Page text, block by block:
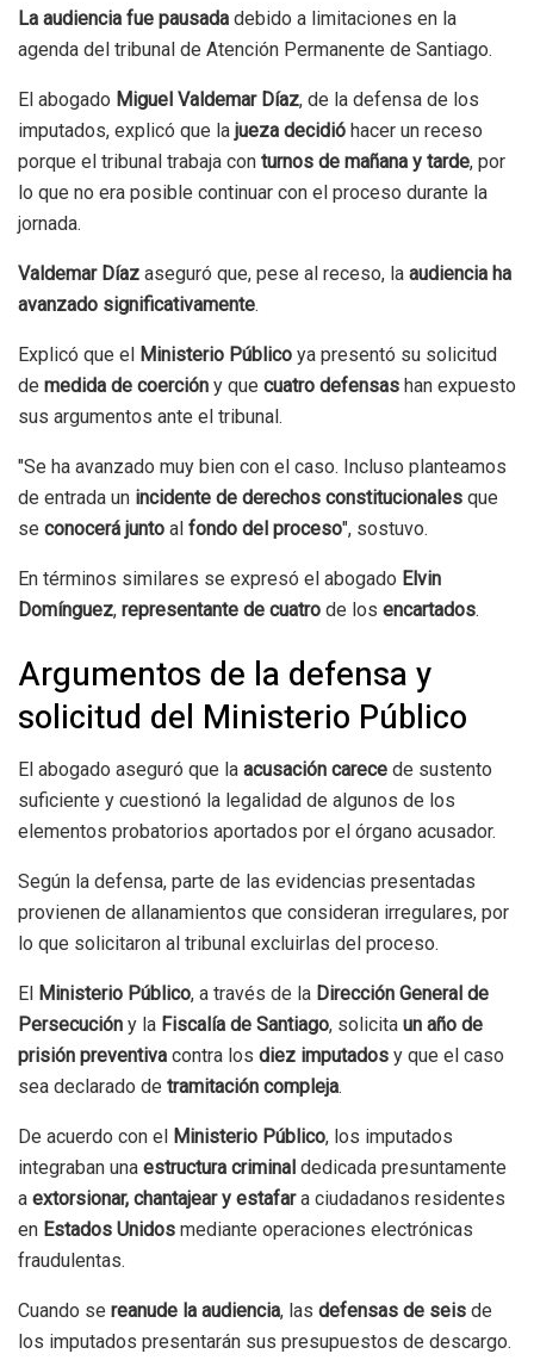
La audiencia fue pausada debido a limitaciones en la
agenda del tribunal de Atención Permanente de Santiago.
El abogado Miguel Valdemar Díaz, de la defensa de los
imputados, explicó que la jueza decidió hacer un receso
porque el tribunal trabaja con turnos de mañana y tarde, por
lo que no era posible continuar con el proceso durante la
jornada.
Valdemar Díaz aseguró que, pese al receso, la audiencia ha
avanzado significativamente.
Explicó que el Ministerio Público ya presentó su solicitud
de medida de coerción y que cuatro defensas han expuesto
sus argumentos ante el tribunal.
"Se ha avanzado muy bien con el caso. Incluso planteamos
de entrada un incidente de derechos constitucionales que
se conocerá junto al fondo del proceso", sostuvo.
En términos similares se expresó el abogado Elvin
Domínguez, representante de cuatro de los encartados.
Argumentos de la defensa y
solicitud del Ministerio Público
El abogado aseguró que la acusación carece de sustento
suficiente y cuestionó la legalidad de algunos de los
elementos probatorios aportados por el órgano acusador.
Según la defensa, parte de las evidencias presentadas
provienen de allanamientos que consideran irregulares, por
lo que solicitaron al tribunal excluirlas del proceso.
El Ministerio Público, a través de la Dirección General de
Persecución y la Fiscalía de Santiago, solicita un año de
prisión preventiva contra los diez imputados y que el caso
sea declarado de tramitación compleja.
De acuerdo con el Ministerio Público, los imputados
integraban una estructura criminal dedicada presuntamente
a extorsionar, chantajear y estafara ciudadanos residentes
en Estados Unidos mediante operaciones electrónicas
fraudulentas.
Cuando se reanude la audiencia, las defensas de seis de
los imputados presentarán sus presupuestos de descargo.